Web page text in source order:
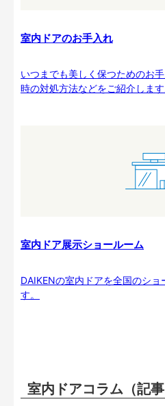
室内ドアのお手入れ
いつまでも美しく保つためのお
時の対処方法などをご紹介します
室内ドア展示ショールーム
DAIKENの室内ドアを全国のショ
す。
室内ドアコラム（記事